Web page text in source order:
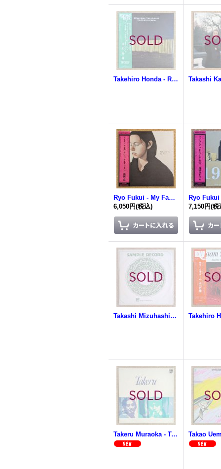
Takehiro Honda - Reaching For Heaven
Ryo Fukui - My Favorite Tune
6,050円(税込) 7,150円(税
Takashi Mizuhashi Quintet + 2 - Live In "5 Days In Jazz 1974" / When A Man Loves A Woman
Takeru Muraoka - Takeru